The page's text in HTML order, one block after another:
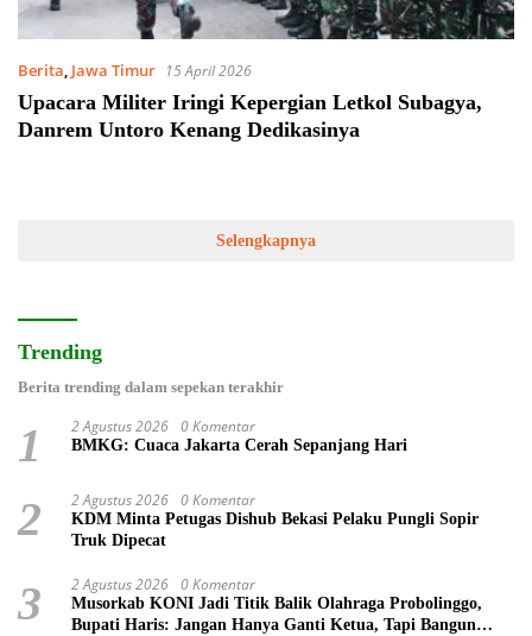
Berita, Jawa Timur 15 April 2026
Upacara Militer Iringi Kepergian Letkol Subagya,
Danrem Untoro Kenang Dedikasinya
Selengkapnya
Trending
Berita trending dalam sepekan terakhir
1 2 Agustus 2026 0 Komentar
BMKG: Cuaca Jakarta Cerah Sepanjang Hari
2 2 Agustus 2026 0 Komentar
KDM Minta Petugas Dishub Bekasi Pelaku Pungli Sopir
Truk Dipecat
3 2 Agustus 2026 0 Komentar
Musorkab KONI Jadi Titik Balik Olahraga Probolinggo,
Bupati Haris: Jangan Hanya Ganti Ketua, Tapi Bangun